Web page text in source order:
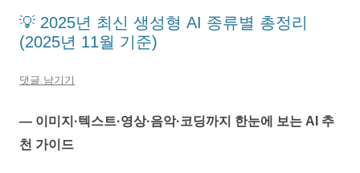
💡 2025년 최신 생성형 AI 종류별 총정리
(2025년 11월 기준)
댓글 남기기
— 이미지·텍스트·영상·음악·코딩까지 한눈에 보는 AI 추
천 가이드